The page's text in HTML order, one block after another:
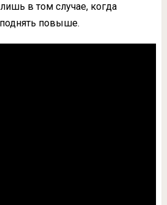
в том случае, когда
повыше.